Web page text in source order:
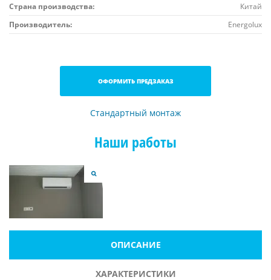
Страна производства:
Китай
Производитель:
Energolux
ОФОРМИТЬ ПРЕДЗАКАЗ
Стандартный монтаж
Наши работы
ОПИСАНИЕ
ХАРАКТЕРИСТИКИ